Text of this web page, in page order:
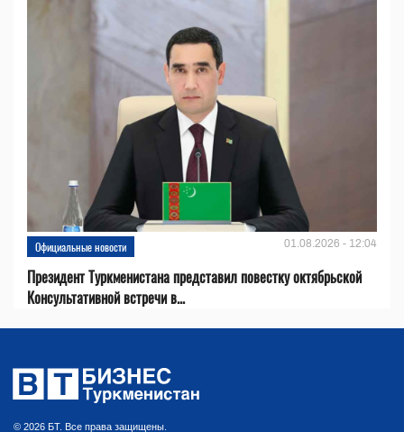
Официальные новости 01.08.2026 - 12:04
Президент Туркменистана представил повестку октябрьской
Консультативной встречи в...
© 2026 БТ. Все права защищены.